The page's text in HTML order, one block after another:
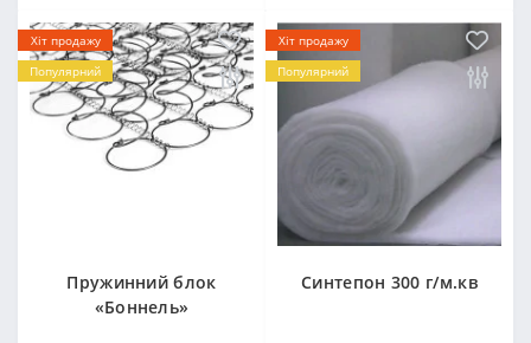
Хіт продажу
Популярний
Пружинний блок
«Боннель»
Хіт продажу
Популярний
Синтепон 300 г/м.кв